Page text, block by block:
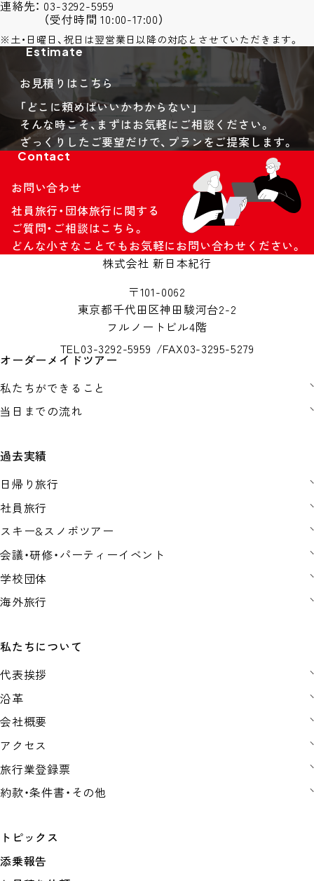
連絡先 03-3292-5959
（受付時間 10:00-17:00）
※土・日曜日、祝日は翌営業日以降の対応とさせていただきます。
Estimate
お見積りはこちら
「どこに頼めばいいかわからない」
そんな時こそ、まずはお気軽にご相談ください。
ざっくりしたご要望だけで、プランをご提案します。
Contact
お問い合わせ
社員旅行・団体旅行に関する
ご質問・ご相談はこちら。
どんな小さなことでもお気軽にお問い合わせください。
株式会社 新日本紀行
〒101-0062
東京都千代田区神田駿河台2-2
フルノートビル4階
TEL 03-3292-5959 FAX03-3295-5279
オーダーメイドツアー
私たちができること
当日までの流れ
過去実績
日帰り旅行
社員旅行
スキー&スノボツアー
会議・研修・パーティーイベント
学校団体
海外旅行
私たちについて
代表挨拶
沿革
会社概要
アクセス
旅行業登録票
約款・条件書・その他
トピックス
添乗報告